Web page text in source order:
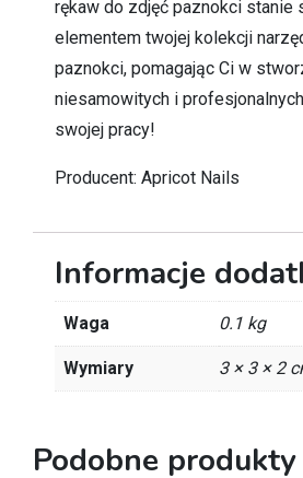
rękaw do zdjęć paznokci stanie
elementem twojej kolekcji
paznokci, pomagając Ci w
niesamowitych i
swojej pracy!
Producent: Apricot Nails
Informacje
Waga 0.1 kg
Wymiary 3 × 3 × 2
Podobne produkty